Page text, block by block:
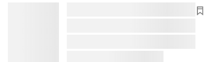
lorem ipsum dolor sit amet ...